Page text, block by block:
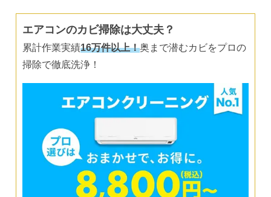
エアコンのカビ掃除は大丈夫？
累計作業実績16万件以上！奥まで潜むカビをプロの
掃除で徹底洗浄！